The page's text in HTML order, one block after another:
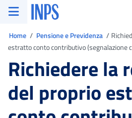
Vai al menu principale
Vai al contenuto principale
Vai al pie' di pagina
INPS ()
Home Pensione e Previdenza
estratto conto contributivo (segnalazione
Richiedere la
del proprio